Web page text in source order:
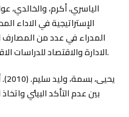
الإستراتيجية في الاداء
المدراء في عدد من المصارف
الادارة والاقتصاد للدراسات الاقتصادية والإدارية والمالية، 6(3)، 1-43.
بين عدم التأكد البيئي